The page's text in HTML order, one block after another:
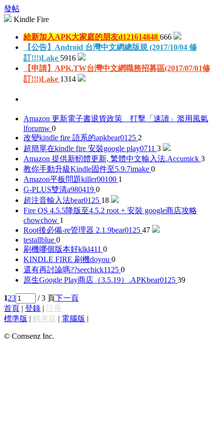
發帖
Kindle Fire
給新加入APK大家庭的朋友d121614848 666
【公告】Android 台灣中文網總版規 (2017/10/04 修
訂!!!)Lake 5916
【申請】APK.TW台灣中文網職務招募區(2017/07/01修
訂!!!)Lake 1314
Amazon 更新電子書退貨政策 打擊「速讀」濫用風氣
lforumw 0
改變kindle fire 語系的apkbear0125 2
超簡單在kindle fire 安裝google play0711 3
Amazon 提供新軔體更新, 繁體中文輸入法.Accumick 3
教你手動升級Kindle固件至5.9.7imake 0
Amazon平板問題killer00100 1
G-PLUS雙清a980419 0
超注音輸入法bear0125 18
Fire OS 4.5.5降版至4.5.2 root + 安裝 google商店攻略
chowchow 1
Root後必備-re管理器 2.1.9bear0125 47
testallblue 0
刷機哪個版本好klkl411 0
KINDLE FIRE 刷機doyou 0
還有再討論嗎??seechick1125 0
原生Google Play商店（3.5.19）.APKbear0125 39
123 / 3 頁下一頁
首頁 | 登錄 | 註冊
標準版 | 觸屏版 | 電腦版 |
© Comsenz Inc.